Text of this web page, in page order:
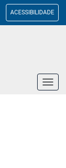
ACESSIBILIDADE